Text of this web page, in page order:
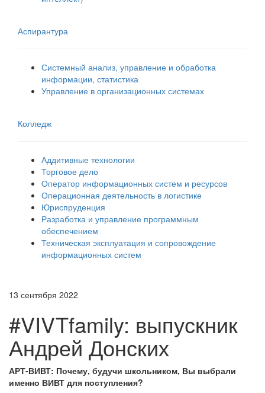
Аспирантура
Системный анализ, управление и обработка
информации, статистика
Управление в организационных системах
Колледж
Аддитивные технологии
Торговое дело
Оператор информационных систем и ресурсов
Операционная деятельность в логистике
Юриспруденция
Разработка и управление программным
обеспечением
Техническая эксплуатация и сопровождение
информационных систем
13 сентября 2022
#VIVTfamily: выпускник
Андрей Донских
АРТ-ВИВТ: Почему, будучи школьником, Вы выбрали
именно ВИВТ для поступления?